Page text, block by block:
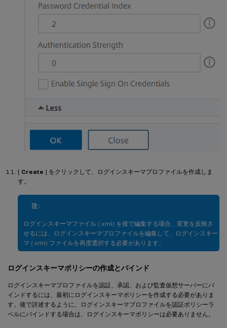
[ Create ] をクリックして、ログインスキーマプロファイルを作成しま
す。
注:
ログインスキーマファイル (.xml) を後で編集する場合、変更を反映さ
せるには、ログインスキーマプロファイルを編集して、ログインスキー
マ (.xml) ファイルを再度選択する必要があります。
ログインスキーマポリシーの作成とバインド
ログインスキーマプロファイルを認証、承認、および監査仮想サーバーにバ
インドするには、最初にログインスキーマポリシーを作成する必要がありま
す。後で詳述するように、ログインスキーマプロファイルを認証ポリシーラ
ベルにバインドする場合は、ログインスキーマポリシーは必要ありません。